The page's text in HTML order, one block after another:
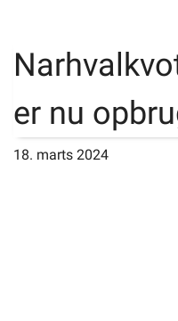
Job
er nu
18. marts 2024